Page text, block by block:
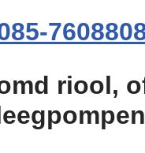
riool,